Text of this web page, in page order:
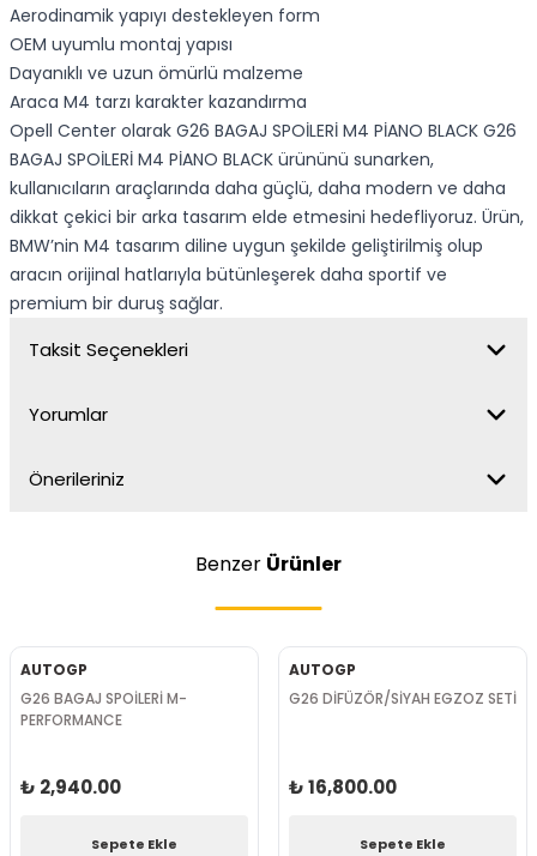
Aerodinamik yapıyı destekleyen form
OEM uyumlu montaj yapısı
Dayanıklı ve uzun ömürlü malzeme
Araca M4 tarzı karakter kazandırma
Opell Center olarak G26 BAGAJ SPOİLERİ M4 PİANO BLACK G26
BAGAJ SPOİLERİ M4 PİANO BLACK ürününü sunarken,
kullanıcıların araçlarında daha güçlü, daha modern ve daha
dikkat çekici bir arka tasarım elde etmesini hedefliyoruz. Ürün,
BMW’nin M4 tasarım diline uygun şekilde geliştirilmiş olup
aracın orijinal hatlarıyla bütünleşerek daha sportif ve
premium bir duruş sağlar.
Taksit Seçenekleri
Yorumlar
Önerileriniz
Benzer Ürünler
AUTOGP
G26 BAGAJ SPOİLERİ M-
PERFORMANCE
₺ 2,940.00
Sepete Ekle
AUTOGP
G26 DİFÜZÖR/SİYAH EGZOZ SETİ
₺ 16,800.00
Sepete Ekle